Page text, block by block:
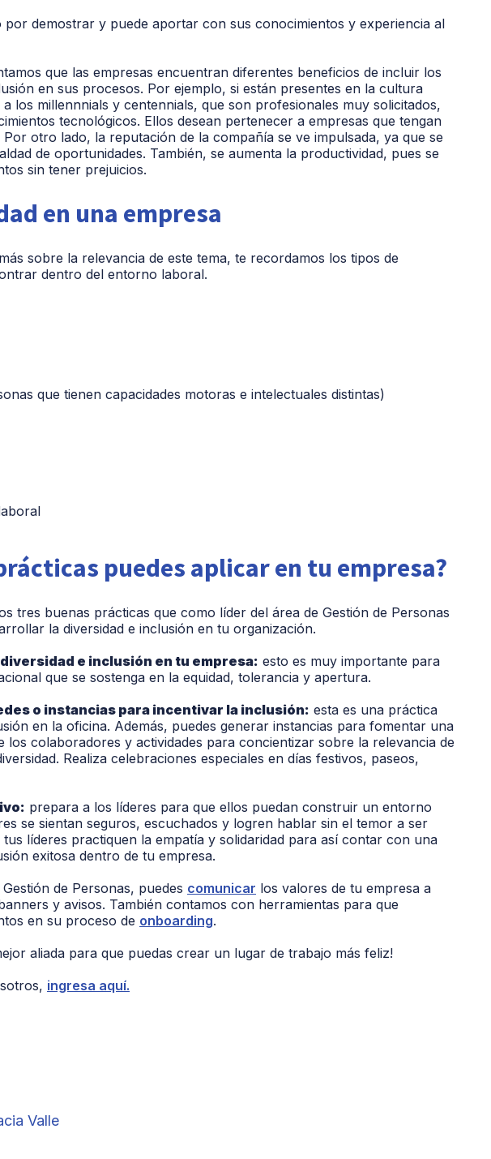
demostrar y puede aportar con sus conocimientos y experiencia al
que las empresas encuentran diferentes beneficios de incluir los
en sus procesos. Por ejemplo, si están presentes en la cultura
los millennnials y centennials, que son profesionales muy solicitados,
tecnológicos. Ellos desean pertenecer a empresas que tengan
otro lado, la reputación de la compañía se ve impulsada, ya que se
de oportunidades. También, se aumenta la productividad, pues se
sin tener prejuicios.
en una empresa
sobre la relevancia de este tema, te recordamos los tipos de
dentro del entorno laboral.
que tienen capacidades motoras e intelectuales distintas)
puedes aplicar en tu empresa?
tres buenas prácticas que como líder del área de Gestión de Personas
la diversidad e inclusión en tu organización.
e inclusión en tu empresa: esto es muy importante para
que se sostenga en la equidad, tolerancia y apertura.
o instancias para incentivar la inclusión: esta es una práctica
en la oficina. Además, puedes generar instancias para fomentar una
colaboradores y actividades para concientizar sobre la relevancia de
Realiza celebraciones especiales en días festivos, paseos,
prepara a los líderes para que ellos puedan construir un entorno
se sientan seguros, escuchados y logren hablar sin el temor a ser
líderes practiquen la empatía y solidaridad para así contar con una
exitosa dentro de tu empresa.
de Personas, puedes comunicar los valores de tu empresa a
y avisos. También contamos con herramientas para que
en su proceso de onboarding.
aliada para que puedas crear un lugar de trabajo más feliz!
ingresa aquí.
Valle